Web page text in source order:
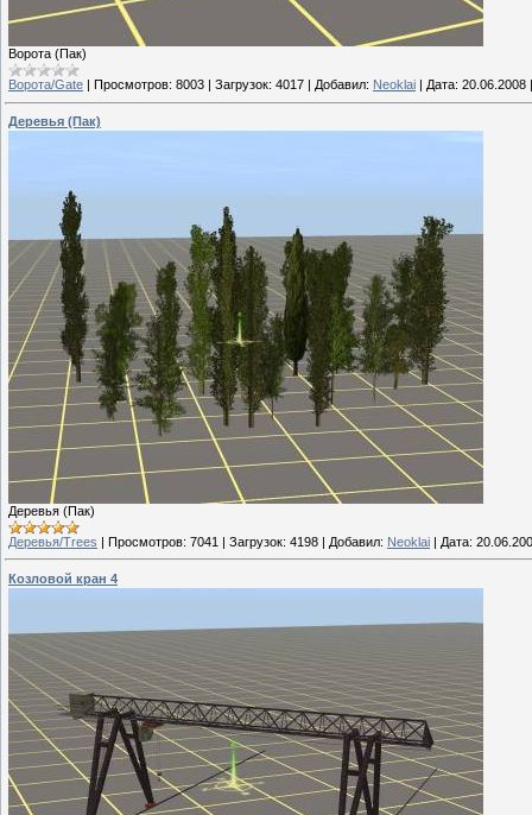
Ворота (Пак)
Ворота/Gate Просмотров: 8003 Загрузок: 4017 Добавил: Neoklai Дата: 20.06.2008
Деревья (Пак)
Деревья (Пак)
Деревья/Trees | Просмотров: 7041 | Загрузок: 4198 | Добавил: Neoklai | Дата:
Козловой кран 4